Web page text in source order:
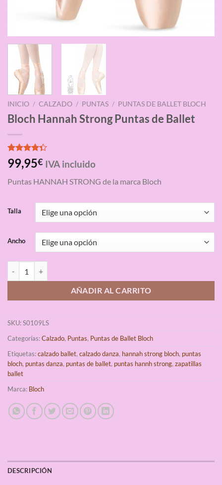
INICIO / CALZADO / PUNTAS / PUNTAS DE BALLET BLOCH
Bloch Hannah Strong Puntas de Ballet
Valorado
con4.33
base a
3
99,95€ IVA incluido
Puntas HANNAH STRONG de la marca Bloch
Talla
Ancho
AÑADIR AL CARRITO
SKU:S0109LS
Categorías:Calzado, Puntas, Puntas de Ballet Bloch
Etiquetas:calzado ballet, calzado danza, hannah strong bloch, puntas
bloch, puntas danza, puntas de ballet, puntas hannh strong, zapatillas
ballet
Marca: Bloch
DESCRIPCIÓN